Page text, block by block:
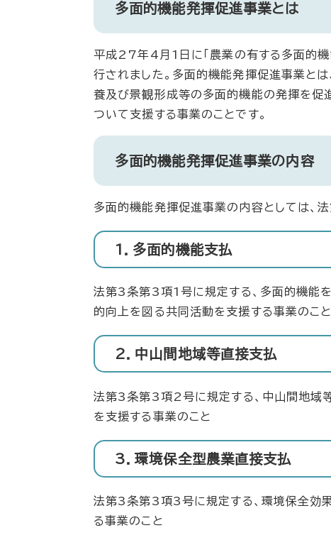
多面的機能発揮促進事業とは
平成27年4月1日に「農業の有する多面的機
行されました。多面的機能発揮促進事業と
養及び景観形成等の多面的機能の発揮を促
ついて支援する事業のことです。
多面的機能発揮促進事業の内容
多面的機能発揮促進事業の内容としては、
1．多面的機能支払
法第3条第3項1号に規定する、多面的機能
的向上を図る共同活動を支援する事業のこと
2．中山間地域等直接支払
法第3条第3項2号に規定する、中山間地域等
を支援する事業のこと
3．環境保全型農業直接支払
法第3条第3項3号に規定する、環境保全効
る事業のこと